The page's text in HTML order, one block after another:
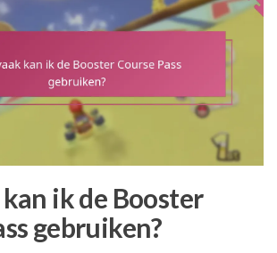
ik de Booster
gebruiken?